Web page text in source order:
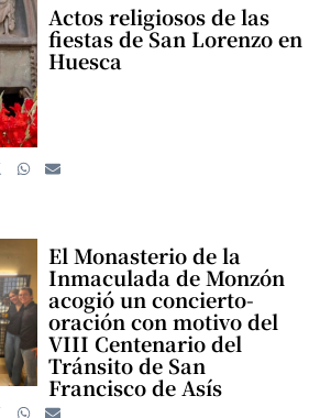
Actos religiosos de las
fiestas de San Lorenzo en
Huesca
El Monasterio de la
Inmaculada de Monzón
acogió un concierto-
oración con motivo del
VIII Centenario del
Tránsito de San
Francisco de Asís